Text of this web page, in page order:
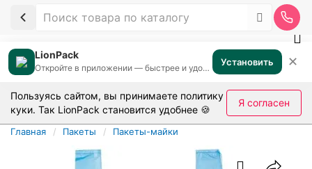
LionPack
Откройте в приложении — быстрее и удобнее Установить ✕
Пользуясь сайтом, вы принимаете политику
куки. Так LionPack становится удобнее 🍪
Я согласен
Главная Пакеты Пакеты-майки